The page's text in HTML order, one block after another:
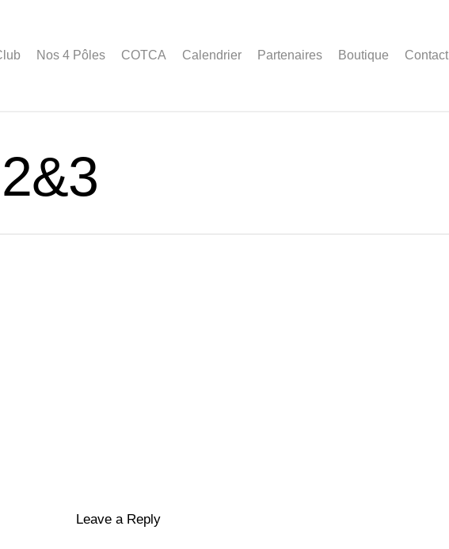
Nos 4 Pôles COTCA Calendrier Partenaires Boutique Contact
Leave a Reply